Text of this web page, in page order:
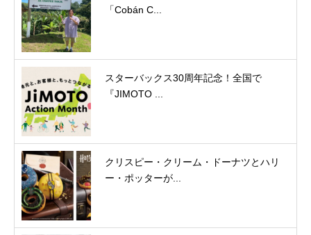
「Cobán C...
スターバックス30周年記念！全国で
『JIMOTO ...
クリスピー・クリーム・ドーナツとハリ
ー・ポッターが...